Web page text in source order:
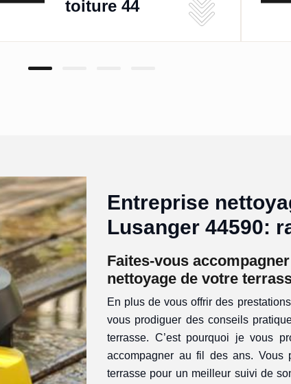
toiture 44
Entreprise
Lusanger 44590:
Faites-vous
nettoyage de votre
En plus de vous offrir des
vous prodiguer des conseils
terrasse. C’est pourquoi je vous
accompagner au fil des ans. Vous
terrasse pour un meilleur suivi de